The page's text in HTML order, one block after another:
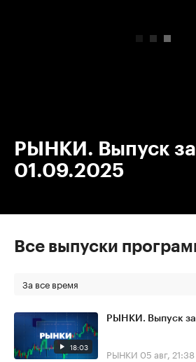
РЫНКИ. Выпуск
01.09.2025
Все выпуски
За все время
18:03
РЫНКИ. Выпуск
РЫНКИ 05 авг, 21:38